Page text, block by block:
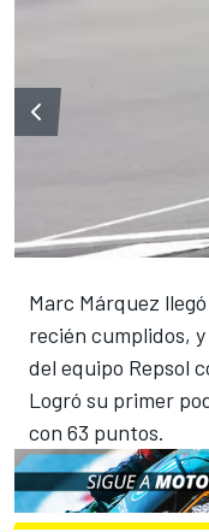
Marc Márquez
recién cumplidos,
del equipo Repsol
Logró su primer
con 63 puntos.